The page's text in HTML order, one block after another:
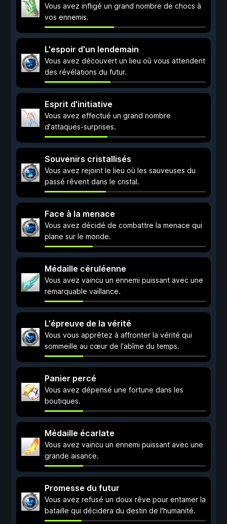
Vous avez infligé un grand nombre de chocs à
vos ennemis.
L'espoir d'un lendemain
Vous avez découvert un lieu où vous attendent
des révélations du futur.
Esprit d'initiative
Vous avez effectué un grand nombre
d'attaques-surprises.
Souvenirs cristallisés
Vous avez rejoint le lieu où les sauveuses du
passé rêvent dans le cristal.
Face à la menace
Vous avez décidé de combattre la menace qui
plane sur le monde.
Médaille céruléenne
Vous avez vaincu un ennemi puissant avec une
remarquable vaillance.
L'épreuve de la vérité
Vous vous apprêtez à affronter la vérité qui
sommeille au cœur de l'abîme du temps.
Panier percé
Vous avez dépensé une fortune dans les
boutiques.
Médaille écarlate
Vous avez vaincu un ennemi puissant avec une
grande aisance.
Promesse du futur
Vous avez refusé un doux rêve pour entamer la
bataille qui décidera du destin de l'humanité.